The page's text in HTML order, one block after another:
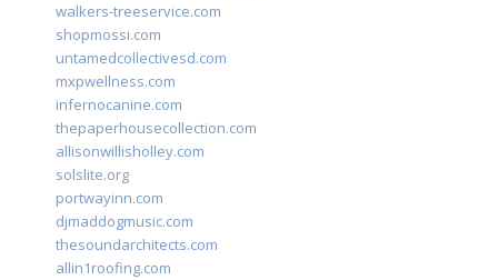
walkers-treeservice.com
shopmossi.com
untamedcollectivesd.com
mxpwellness.com
infernocanine.com
thepaperhousecollection.com
allisonwillisholley.com
solslite.org
portwayinn.com
djmaddogmusic.com
thesoundarchitects.com
allin1roofing.com